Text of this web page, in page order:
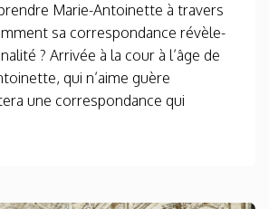
Marie-Antoinette à travers
sa correspondance révèle-
? Arrivée à la cour à l’âge de
qui n’aime guère
une correspondance qui